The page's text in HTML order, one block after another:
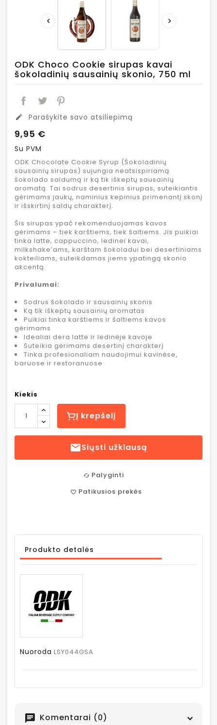
 
ODK Choco Cookie sirupas kavai
šokoladinių sausainių skonio, 750 ml
edit Parašykite savo atsiliepimą
9,95 €
Su PVM
ODK Chocolate Cookie Syrup (Šokoladinių
sausainių sirupas) sujungia neatsispiriamą
šokolado saldumą ir ką tik iškeptų sausainių
aromatą. Tai sodrus desertinis sirupas, suteikiantis
gėrimams jaukų, naminius kepinius primenantį skonį
ir išskirtinį saldų charakterį.
Šis sirupas ypač rekomenduojamas kavos
gėrimams – tiek karštiems, tiek šaltiems. Jis puikiai
tinka latte, cappuccino, ledinei kavai,
milkshake’ams, karštam šokoladui bei desertiniams
kokteiliams, suteikdamas jiems ypatingą skonio
akcentą.
Privalumai:
Sodrus šokolado ir sausainių skonis
Ką tik iškeptų sausainių aromatas
Puikiai tinka karštiems ir šaltiems kavos
gėrimams
Idealiai dera latte ir ledinėje kavoje
Suteikia gėrimams desertinį charakterį
Tinka profesionaliam naudojimui kavinėse,
baruose ir restoranuose
Kiekis
Į krepšelį
Siųsti užklausą
cached Palyginti
favorite_border Patikusios prekės
Produkto detalės
Nuoroda LSY044GSA
chat Komentarai (0)